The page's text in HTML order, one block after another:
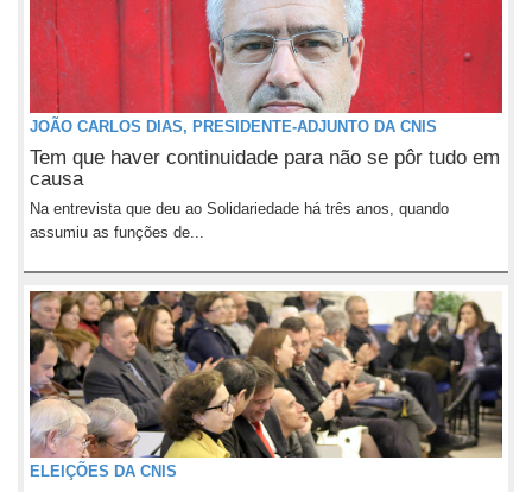
JOÃO CARLOS DIAS, PRESIDENTE-ADJUNTO DA CNIS
Tem que haver continuidade para não se pôr tudo em
causa
Na entrevista que deu ao Solidariedade há três anos, quando
assumiu as funções de...
ELEIÇÕES DA CNIS